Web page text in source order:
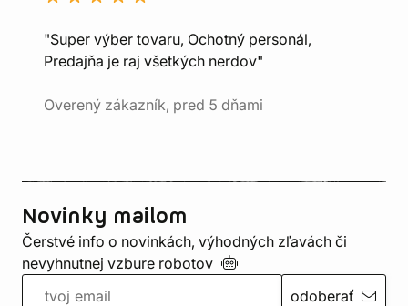
"Super výber tovaru, Ochotný personál,
Predajňa je raj všetkých nerdov"
Overený zákazník, pred 5 dňami
Novinky mailom
Čerstvé info o novinkách, výhodných zľavách či
nevyhnutnej vzbure robotov
odoberať